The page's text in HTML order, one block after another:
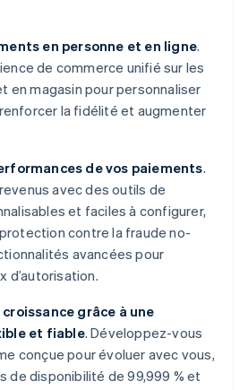
en personne et en ligne.
de commerce unifié sur les
en magasin pour personnaliser
la fidélité et augmenter
de vos paiements.
avec des outils de
et faciles à configurer,
contre la fraude no-
avancées pour
d’autorisation.
grâce à une
et fiable. Développez-vous
conçue pour évoluer avec vous,
de disponibilité de 99,999 % et